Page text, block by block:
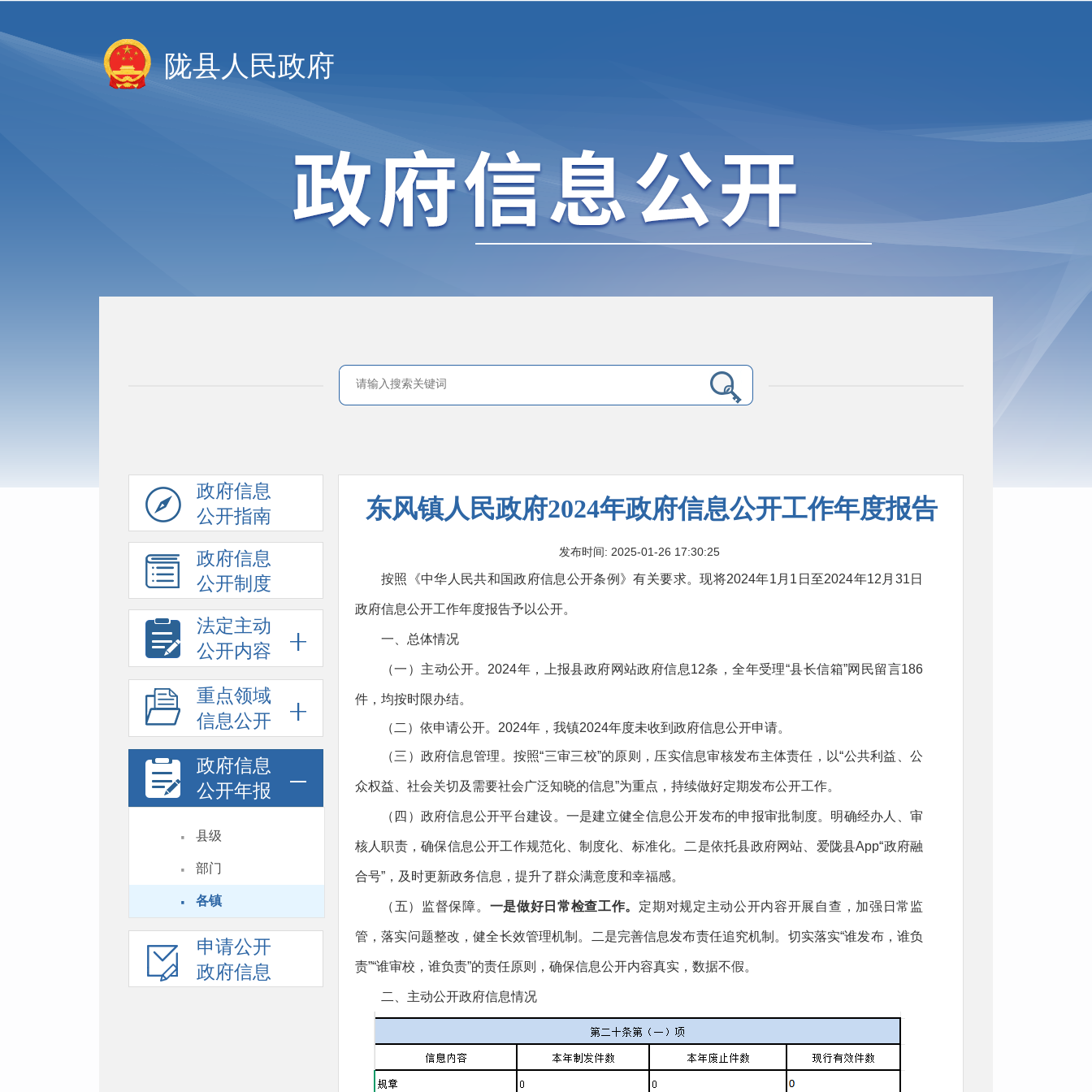
陇县人民政府
政府信息
公开指南
政府信息
公开制度
法定主动
公开内容
重点领域
信息公开
政府信息
公开年报
· 县级
· 部门
· 各镇
申请公开
政府信息
东风镇人民政府2024年政府信息公开工作年度报告
发布时间: 2025-01-26 17:30:25
按照《中华人民共和国政府信息公开条例》有关要求。现将2024年1月1日至2024年12月31日
政府信息公开工作年度报告予以公开。
一、总体情况
（一）主动公开。2024年， 上报县政府网站政府信息12条，全年受理“县长信箱”网民留言186
件，均按时限办结。
（二）依申请公开。2024年， 我镇2024年度未收到政府信息公开申请。
（三）政府信息管理。按照“三审三校”的原则，压实信息审核发布主体责任，以“公共利益、公
众权益、社会关切及需要社会广泛知晓的信息”为重点，持续做好定期发布公开工作。
（四）政府信息公开平台建设。一是建立健全信息公开发布的申报审批制度。明确经办人、审
核人职责，确保信息公开工作规范化、制度化、标准化。二是依托县政府网站、爱陇县App“政府融
合号”， 及时更新政务信息， 提升了群众满意度和幸福感。
（五）监督保障。 一是做好日常检查工作。 定期对规定主动公开内容开展自查，加强日常监
管，落实问题整改，健全长效管理机制。 二是完善信息发布责任追究机制。切实落实“谁发布，谁负
责”“谁审校，谁负责”的责任原则，确保信息公开内容真实，数据不假。
二、主动公开政府信息情况